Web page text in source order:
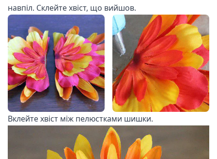
навпіл. Склейте хвіст, що вийшов.
Вклейте хвіст між пелюстками шишки.